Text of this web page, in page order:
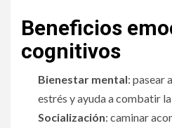
Beneficios
cognitivos
Bienestar mental: pasear
estrés y ayuda a combatir
Socialización: caminar